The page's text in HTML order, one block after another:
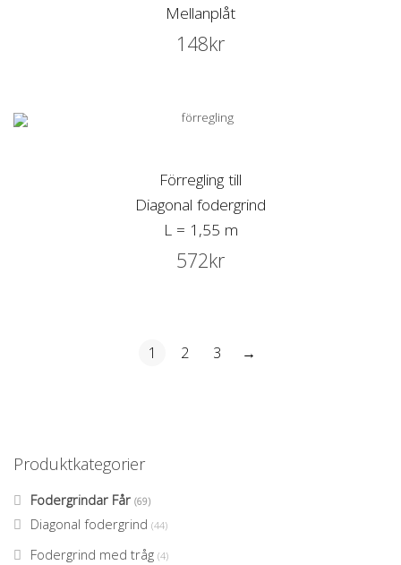
Mellanplåt
148kr
Förregling till
Diagonal fodergrind
L = 1,55 m
572kr
1 2 3 →
Produktkategorier
Fodergrindar Får (69)
Diagonal fodergrind (44)
Fodergrind med tråg (4)